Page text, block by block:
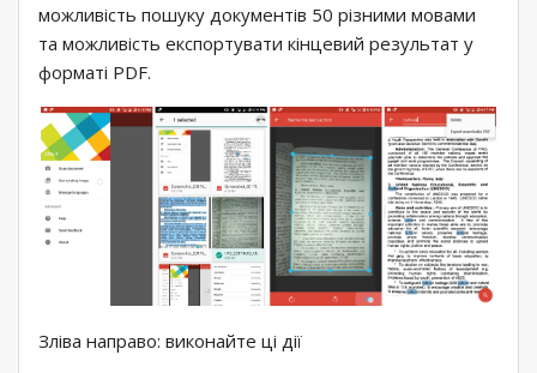
можливість пошуку документів 50 різними мовами
та можливість експортувати кінцевий результат у
форматі PDF.
Зліва направо: виконайте ці дії